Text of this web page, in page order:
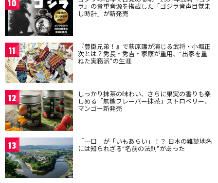
10 ラ』の貴重音源を搭載した「ゴジラ音声目覚ま
し時計」が新発売
11 『豊臣兄弟！』で萩原護が演じる武将・小堀正
次とは？秀長・秀吉・家康が重用、“出家を重
ねた実務派”の生涯
12 しっかり抹茶の味わい、さらに果実の香りも楽
しめる「無糖フレーバー抹茶」ストロベリー、
マンゴー新発売
13 「一口」が「いもあらい」！？ 日本の難読地名
には知られざる“名前の法則”があった